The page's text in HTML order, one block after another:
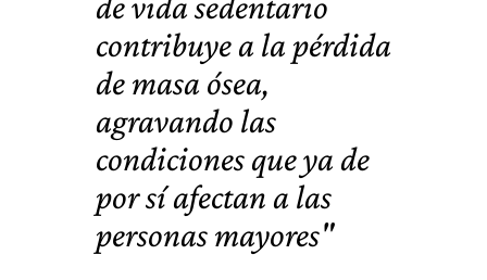
contribuye a la pérdida
de masa ósea,
agravando las
condiciones que ya de
por sí afectan a las
personas mayores"